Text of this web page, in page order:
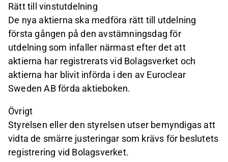
Rätt till vinstutdelning
De nya aktierna ska medföra rätt till utdelning
första gången på den avstämningsdag för
utdelning som infaller närmast efter det att
aktierna har registrerats vid Bolagsverket och
aktierna har blivit införda i den av Euroclear
Sweden AB förda aktieboken.
Övrigt
Styrelsen eller den styrelsen utser bemyndigas att
vidta de smärre justeringar som krävs för beslutets
registrering vid Bolagsverket.